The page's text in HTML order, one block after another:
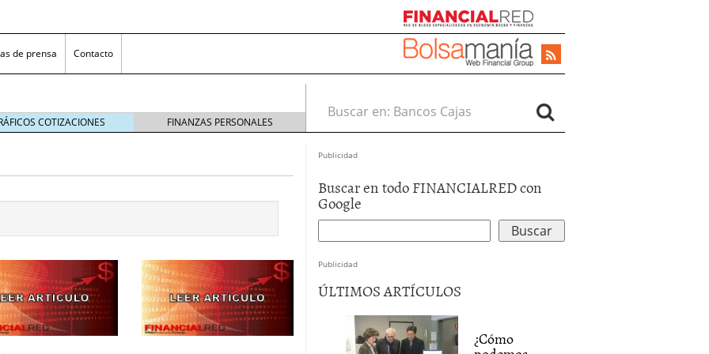
de prensa Contacto
Banco mayo 23, 2014
bancarias mayo 19, 2014
hacer ganar a los clientes abril 11, 2014
la opciones para conseguir efectivo abril 4, 2014
COTIZACIONES FINANZAS PERSONALES
Buscar en:
Publicidad
Buscar en todo FINANCIALRED con
Google
Publicidad
ÚLTIMOS ARTÍCULOS
¿Cómo